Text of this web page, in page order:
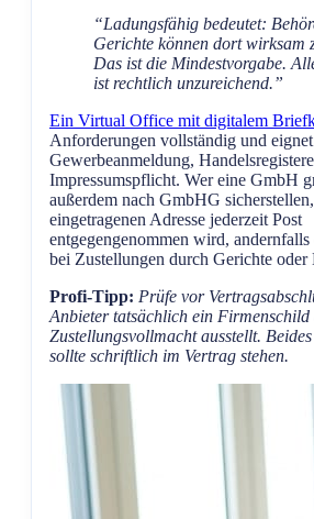
“Ladungsfähig bedeutet:
Gerichte können dort wirksam
Das ist die Mindestvorgabe.
ist rechtlich unzureichend.”
Ein Virtual Office mit digitalem
Anforderungen vollständig und
Gewerbeanmeldung,
Impressumspflicht. Wer eine GmbH
außerdem nach GmbHG
eingetragenen Adresse jederzeit Post
entgegengenommen wird,
bei Zustellungen durch Gerichte oder
Profi-Tipp: Prüfe vor
Anbieter tatsächlich ein
Zustellungsvollmacht ausstellt.
sollte schriftlich im Vertrag stehen.